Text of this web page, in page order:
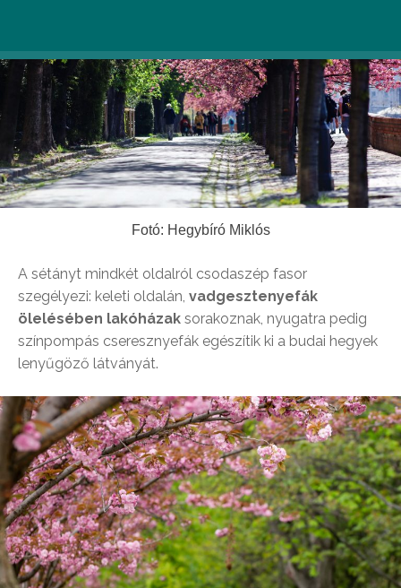
Fotó: Hegybíró Miklós
A sétányt mindkét oldalról csodaszép fasor
szegélyezi: keleti oldalán, vadgesztenyefák
ölelésében lakóházak sorakoznak, nyugatra pedig
színpompás cseresznyefák egészítik ki a budai hegyek
lenyűgöző látványát.